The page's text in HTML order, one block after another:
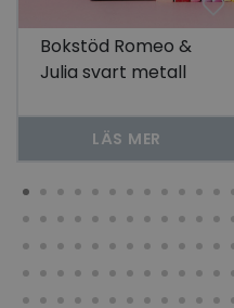
Bokstöd Romeo &
Julia svart metall
LÄS MER